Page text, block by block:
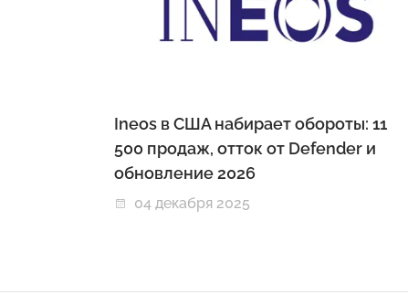
Ineos в США набирает обороты: 11
500 продаж, отток от Defender и
обновление 2026
04 декабря 2025